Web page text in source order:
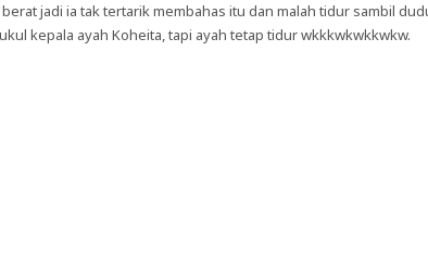
jadi ia tak tertarik membahas itu dan malah tidur sambil
kepala ayah Koheita, tapi ayah tetap tidur wkkkwkwkkwkw.